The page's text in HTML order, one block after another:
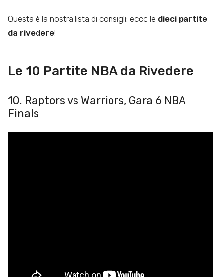
Questa è la nostra lista di consigli: ecco le dieci partite
da rivedere!
Le 10 Partite NBA da Rivedere
10. Raptors vs Warriors, Gara 6 NBA
Finals